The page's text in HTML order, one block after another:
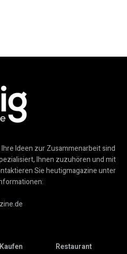
Ideen zur Zusammenarbeit sind
Ihnen zuzuhören und mit
Sie heutigmagazine unter
Restaurant